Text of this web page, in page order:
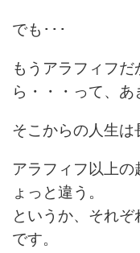
でも･･･
もうアラフィフ
ら・・・って、あ
そこからの人生は
アラフィフ以上
ょっと違う。
というか、それ
です。